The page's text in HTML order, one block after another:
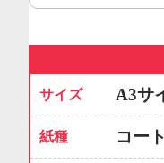
サイズ A3サ
紙種 コー